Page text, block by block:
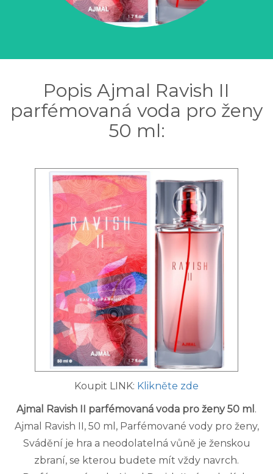
Popis Ajmal Ravish II
parfémovaná voda pro ženy
50 ml:
Koupit LINK: Klikněte zde
Ajmal Ravish II parfémovaná voda pro ženy 50 ml .
Ajmal Ravish II, 50 ml, Parfémované vody pro ženy,
Svádění je hra a neodolatelná vůně je ženskou
zbraní, se kterou budete mít vždy navrch.